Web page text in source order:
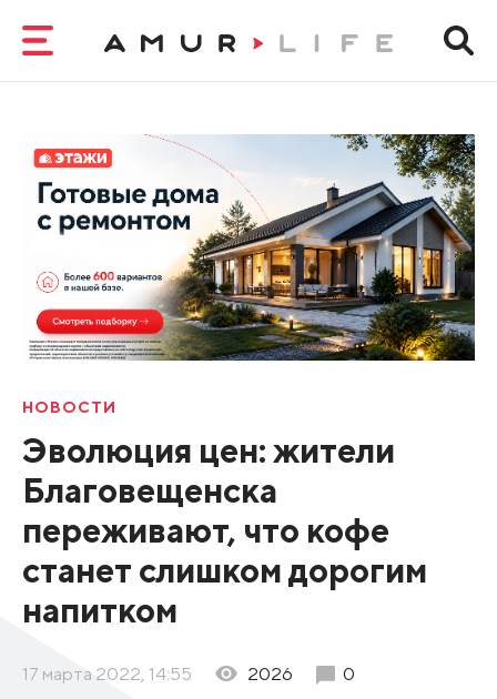
НОВОСТИ
Эволюция цен: жители
Благовещенска
переживают, что кофе
станет слишком дорогим
напитком
17 марта 2022, 14:55 2026 0